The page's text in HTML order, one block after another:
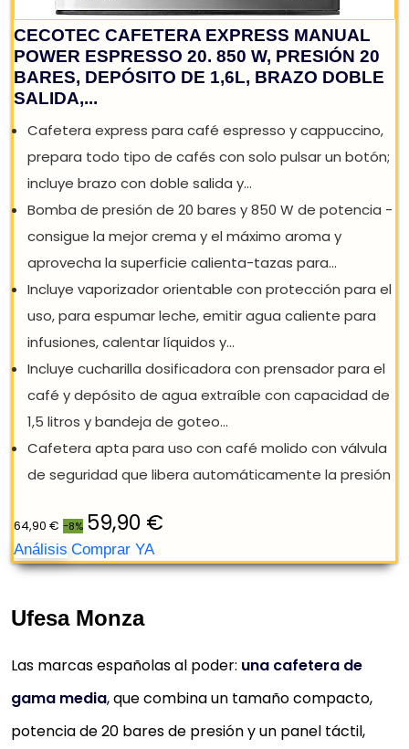
REBAJA: -8%
CECOTEC CAFETERA EXPRESS MANUAL
POWER ESPRESSO 20. 850 W, PRESIÓN 20
SALIDA,...
Cafetera express para café espresso y
prepara todo tipo de cafés con solo pulsar un
Ufesa Monza
Las marcas españolas al poder: una cafetera de
gama media, que combina un tamaño compacto,
potencia de 20 bares de presión y un panel táctil,